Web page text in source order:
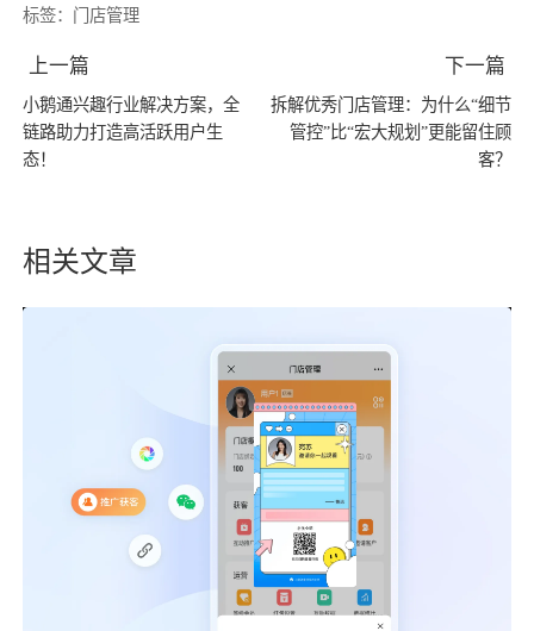
标签： 门店管理
上一篇
小鹅通兴趣行业解决方案，全
链路助力打造高活跃用户生
态！
下一篇
拆解优秀门店管理：为什么“细节
管控”比“宏大规划”更能留住顾
客？
相关文章